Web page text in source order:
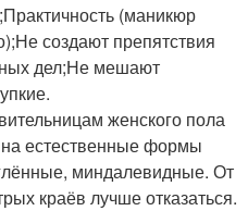
(маникюр
создают препятствия
дел;Не мешают
женского пола
естественные формы
миндалевидные. От
краёв лучше отказаться.